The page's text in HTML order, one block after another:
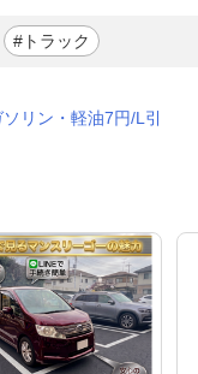
#トラック
リン・軽油7円/L引